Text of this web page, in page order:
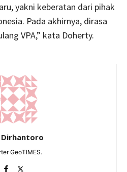
yakni keberatan dari pihak
Pada akhirnya, dirasa
VPA,” kata Doherty.
GeoTIMES.